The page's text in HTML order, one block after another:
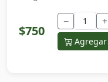
$750
− +
Agregar